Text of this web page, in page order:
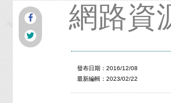
網路資
發布日期：2016/12/08
最新編輯：2023/02/22